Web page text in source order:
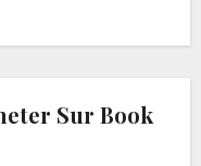
Sur Book